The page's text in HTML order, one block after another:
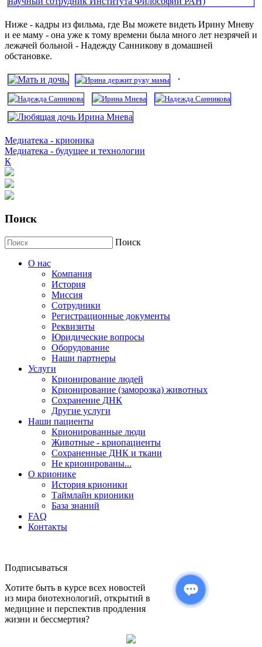
Ниже - кадры из фильма, где Вы можете видеть Ирину Мневу
и ее маму - она уже к тому времени была много лет незрячей и
лежачей больной - Надежду Санникову в домашней
обстановке.
Медиатека - крионика
Медиатека - будущее и технологии
К
Поиск
Поиск
О нас
Компания
История
Миссия
Сотрудники
Регистрационные документы
Реквизиты
Юридические вопросы
Оборудование
Наши партнеры
Услуги
Крионирование людей
Крионирование (заморозка) животных
Сохранение ДНК
Другие услуги
Наши пациенты
Крионированные люди
Животные - криопациенты
Сохраненные ДНК и ткани
Не крионированы...
О крионике
История крионики
Таймлайн крионики
База знаний
FAQ
Контакты
Подписываться
Хотите быть в курсе всех новостей
из мира биотехнологий, открытий в
медицине и перспектив продления
жизни и бессмертия?